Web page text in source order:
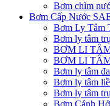
Bơm chìm
Bơm Cấp Nước
Bơm Ly Tâm
Bơm ly tâm
BƠM LI
BƠM LI
Bơm ly tâm
Bơm ly tâm
Bơm ly tâm
Bơm Cánh